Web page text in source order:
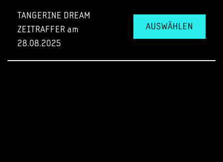
TANGERINE DREAM
ZEITRAFFER am
28.08.2025
AUSWÄHLEN